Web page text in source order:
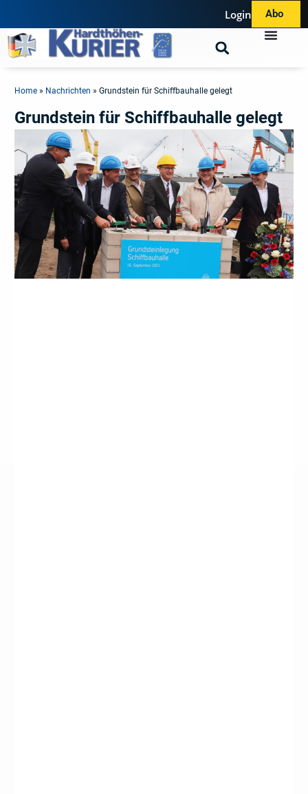
Login Abo
Home » Nachrichten »Grundstein für Schiffbauhalle gelegt
Grundstein für Schiffbauhalle gelegt